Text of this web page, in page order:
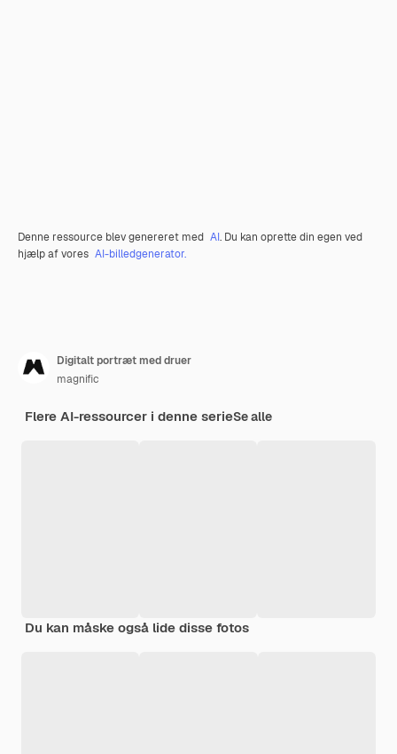
Denne ressource blev genereret med AI. Du kan oprette din egen ved
hjælp af vores AI-billedgenerator.
Digitalt portræt med druer
magnific
Flere AI-ressourcer i denne serieSe alle
Du kan måske også lide disse fotos